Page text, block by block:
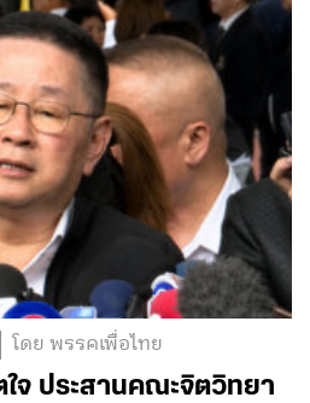
โดย พรรคเพื่อไทย
จ ประสานคณะจิตวิทยา